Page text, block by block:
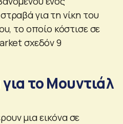
για τη νίκη του
το οποίο κόστισε σε
σχεδόν 9
το Μουντιάλ
μια εικόνα σε